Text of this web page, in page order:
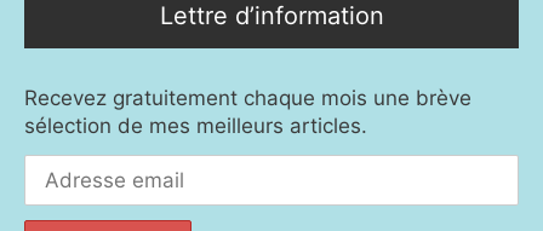
Lettre d’information
Recevez gratuitement chaque mois une brève
sélection de mes meilleurs articles.